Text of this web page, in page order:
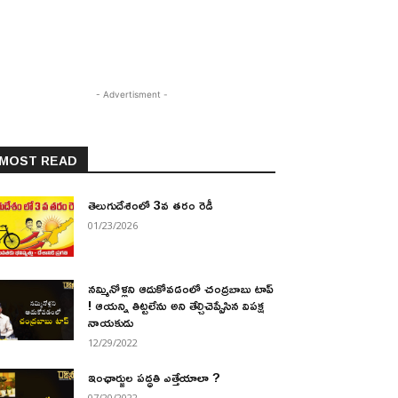
- Advertisment -
READ
తెలుగుదేశంలో 3వ తరం రెడీ
01/23/2026
నమ్మినోళ్లని ఆదుకోవడంలో చంద్రబాబు టాప్
! ఆయన్ని తిట్టలేను అని తేల్చిచెప్పేసిన విపక్ష
నాయకుడు
12/29/2022
ఇంఛార్జుల పద్ధతి ఎత్తేయాలా ?